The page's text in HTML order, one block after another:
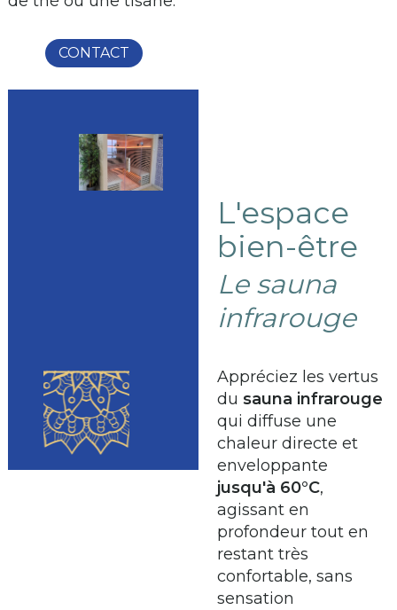
CONTACT
L'espace
bien-être
Le sauna
infrarouge
Appréciez les vertus
dusauna infrarouge
qui diffuse une
chaleur directe et
enveloppante
jusqu'à 60°C,
agissant en
profondeur tout en
restant très
confortable, sans
sensation